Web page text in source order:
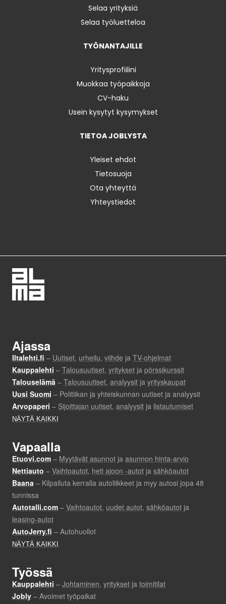
Selaa yrityksiä
Selaa työluetteloa
TYÖNANTAJILLE
Yritysprofiilini
Muokkaa työpaikkoja
CV-haku
Usein kysytyt kysymykset
TIETOA JOBLYSTA
Yleiset ehdot
Tietosuoja
Ota yhteyttä
Yhteystiedot